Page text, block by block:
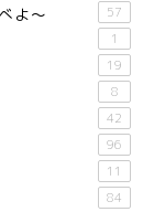
よ～ 57
1
19
8
42
96
11
84